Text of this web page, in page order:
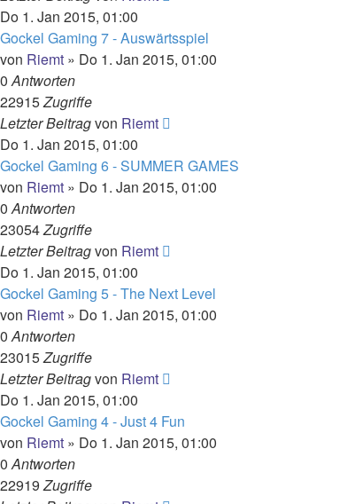
Do 1. Jan 2015, 01:00
Gockel Gaming 7 - Auswärtsspiel
von Riemt » Do 1. Jan 2015, 01:00
0Antworten
22915Zugriffe
Letzter Beitragvon Riemt
Do 1. Jan 2015, 01:00
Gockel Gaming 6 - SUMMER GAMES
von Riemt » Do 1. Jan 2015, 01:00
0Antworten
23054Zugriffe
Letzter Beitragvon Riemt
Do 1. Jan 2015, 01:00
Gockel Gaming 5 - The Next Level
von Riemt » Do 1. Jan 2015, 01:00
0Antworten
23015Zugriffe
Letzter Beitragvon Riemt
Do 1. Jan 2015, 01:00
Gockel Gaming 4 - Just 4 Fun
von Riemt » Do 1. Jan 2015, 01:00
0Antworten
22919Zugriffe